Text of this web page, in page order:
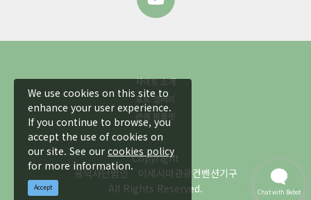
사이트 소개
포토 갤러리
관광 팜플렛
Copyright
공익사단법인 이세시마관광컨벤션기구
All Rights Reserved.
We use cookies on this site to
enhance your user experience.
If you continue to browse, you
accept the use of cookies on
our site. See our cookies policy
for more information.
Accept
Chat with Bebot